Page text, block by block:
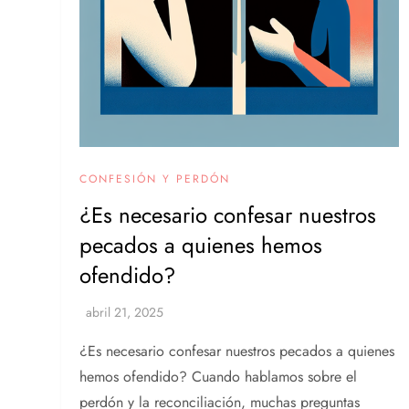
CONFESIÓN Y PERDÓN
¿Es necesario confesar nuestros
pecados a quienes hemos
ofendido?
¿Es necesario confesar nuestros pecados a quienes
hemos ofendido? Cuando hablamos sobre el
perdón y la reconciliación, muchas preguntas